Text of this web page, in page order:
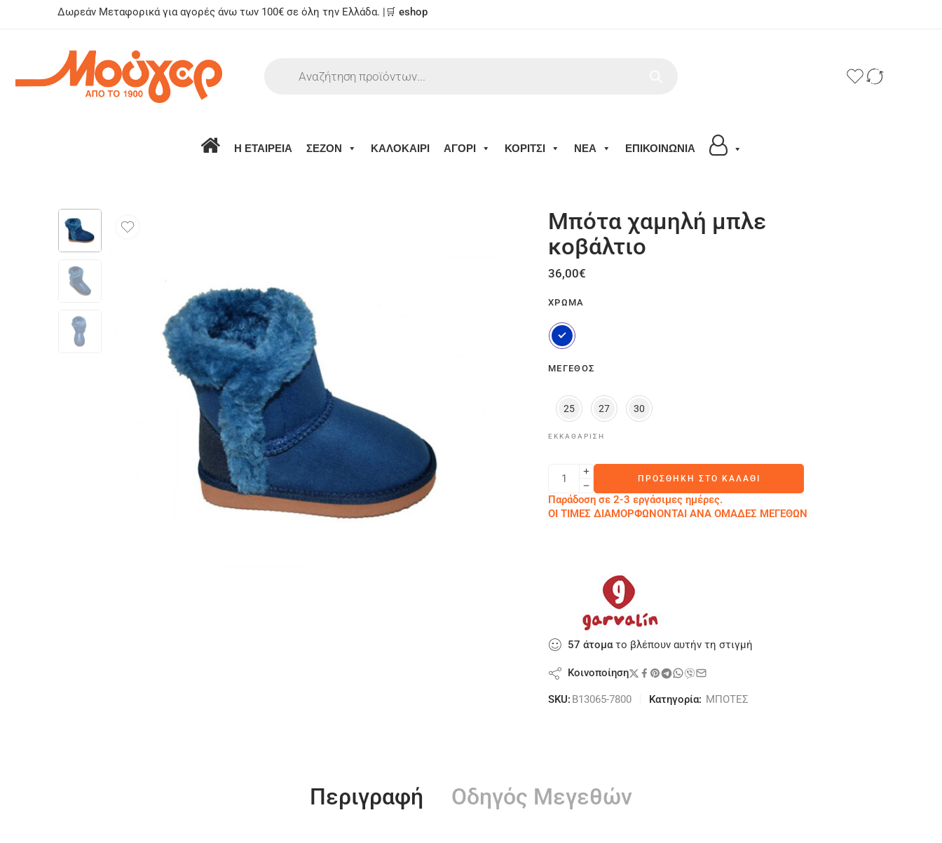
Δωρεάν Μεταφορικά για αγορές άνω των 100€ σε όλη την Ελλάδα. |🛒 eshop
Η ΕΤΑΙΡΕΙΑ ΣΕΖΟΝ ΚΑΛΟΚΑΙΡΙ ΑΓΟΡΙ ΚΟΡΙΤΣΙ ΝΕΑ ΕΠΙΚΟΙΝΩΝΙΑ
Μπότα χαμηλή μπλε
κοβάλτιο
36,00€
ΧΡΏΜΑ
ΜΈΓΕΘΟΣ
25 27 30
ΕΚΚΑΘΆΡΙΣΗ
ΠΡΟΣΘΉΚΗ ΣΤΟ ΚΑΛΆΘΙ
Παράδοση σε 2-3 εργάσιμες ημέρες.
ΟΙ ΤΙΜΕΣ ΔΙΑΜΟΡΦΩΝΟΝΤΑΙ ΑΝΑ ΟΜΑΔΕΣ ΜΕΓΕΘΩΝ
57 άτοματο βλέπουν αυτήν τη στιγμή
Κοινοποίηση
SKU: B13065-7800 Κατηγορία: ΜΠΟΤΕΣ
Περιγραφή Οδηγός Μεγεθών